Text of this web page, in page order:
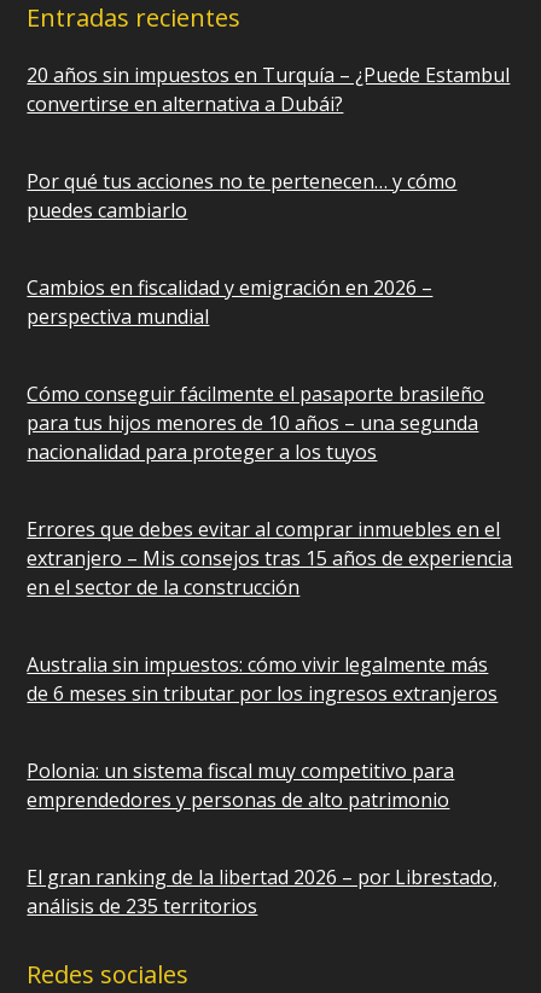
Entradas recientes
20 años sin impuestos en Turquía – ¿Puede Estambul
convertirse en alternativa a Dubái?
Por qué tus acciones no te pertenecen… y cómo
puedes cambiarlo
Cambios en fiscalidad y emigración en 2026 –
perspectiva mundial
Cómo conseguir fácilmente el pasaporte brasileño
para tus hijos menores de 10 años – una segunda
nacionalidad para proteger a los tuyos
Errores que debes evitar al comprar inmuebles en el
extranjero – Mis consejos tras 15 años de experiencia
en el sector de la construcción
Australia sin impuestos: cómo vivir legalmente más
de 6 meses sin tributar por los ingresos extranjeros
Polonia: un sistema fiscal muy competitivo para
emprendedores y personas de alto patrimonio
El gran ranking de la libertad 2026 – por Librestado,
análisis de 235 territorios
Redes sociales